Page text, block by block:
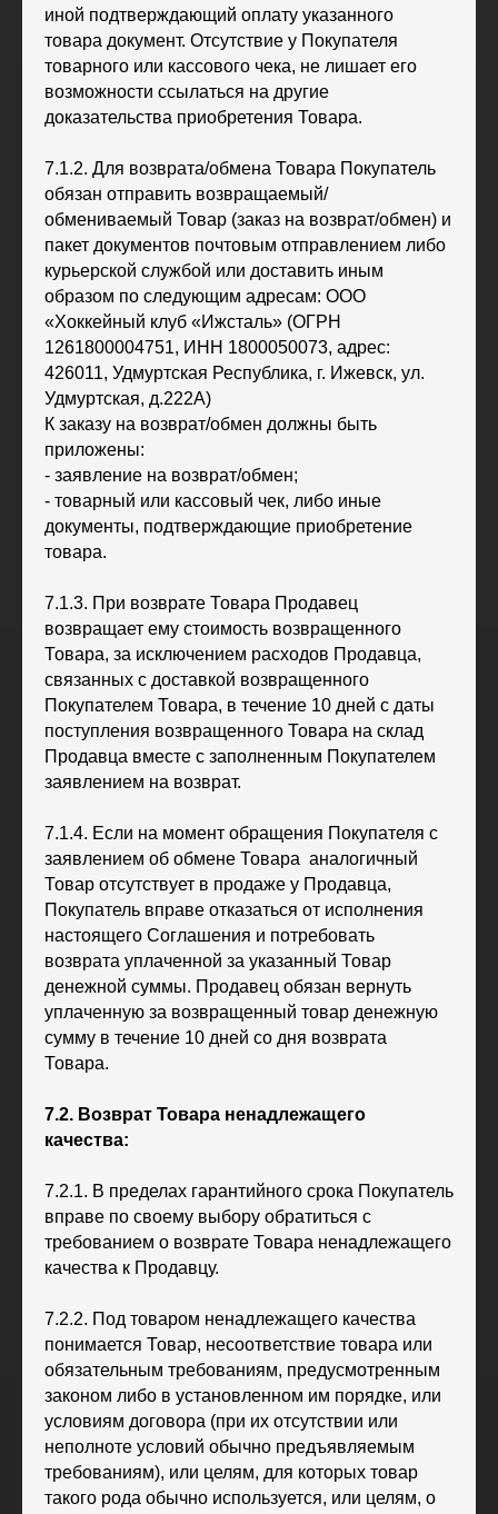
иной подтверждающий оплату указанного
товара документ. Отсутствие у Покупателя
товарного или кассового чека, не лишает его
возможности ссылаться на другие
доказательства приобретения Товара.
7.1.2. Для возврата/обмена Товара Покупатель
обязан отправить возвращаемый/
обмениваемый Товар (заказ на возврат/обмен) и
пакет документов почтовым отправлением либо
курьерской службой или доставить иным
образом по следующим адресам: ООО
«Хоккейный клуб «Ижсталь» (ОГРН
1261800004751, ИНН 1800050073, адрес:
426011, Удмуртская Республика, г. Ижевск, ул.
Удмуртская, д.222А)
К заказу на возврат/обмен должны быть
приложены:
- заявление на возврат/обмен;
- товарный или кассовый чек, либо иные
документы, подтверждающие приобретение
товара.
7.1.3. При возврате Товара Продавец
возвращает ему стоимость возвращенного
Товара, за исключением расходов Продавца,
связанных с доставкой возвращенного
Покупателем Товара, в течение 10 дней с даты
поступления возвращенного Товара на склад
Продавца вместе с заполненным Покупателем
заявлением на возврат.
7.1.4. Если на момент обращения Покупателя с
заявлением об обмене Товара аналогичный
Товар отсутствует в продаже у Продавца,
Покупатель вправе отказаться от исполнения
настоящего Соглашения и потребовать
возврата уплаченной за указанный Товар
денежной суммы. Продавец обязан вернуть
уплаченную за возвращенный товар денежную
сумму в течение 10 дней со дня возврата
Товара.
7.2. Возврат Товара ненадлежащего
качества:
7.2.1. В пределах гарантийного срока Покупатель
вправе по своему выбору обратиться с
требованием о возврате Товара ненадлежащего
качества к Продавцу.
7.2.2. Под товаром ненадлежащего качества
понимается Товар, несоответствие товара или
обязательным требованиям, предусмотренным
законом либо в установленном им порядке, или
условиям договора (при их отсутствии или
неполноте условий обычно предъявляемым
требованиям), или целям, для которых товар
такого рода обычно используется, или целям, о
Ижсталь»
Администрация
Тренерский штаб
НМХК« Прогресс»
Тренерский штаб
Состав команды
Спортивная школа
по хоккею
ВКонтакте
НМХЛ
ВХЛ
НХЛ
Всё о хоккее
Медиа
Социальные проекты
Видео
Фото
Магазин
Фан-зона
Акции для
болельщиков
Политика конфиденциальности
Согласие на обработку персональных данных
Публичная оферта
Правила возврата и обмена товара
ООО «ХК «Ижсталь»
ОГРН 1261800004751, ИНН 1800050073
г. Ижевск, ул. Свободы, д. 82а
8 (3412) 572062 (доб. 1)
izhstal@mail.ru